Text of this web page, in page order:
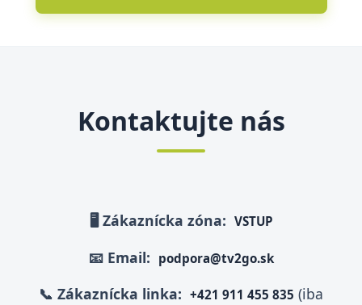
Kontaktujte nás
🖥️ Zákaznícka zóna: VSTUP
📧 Email: podpora@tv2go.sk
📞 Zákaznícka linka: +421 911 455 835 (iba